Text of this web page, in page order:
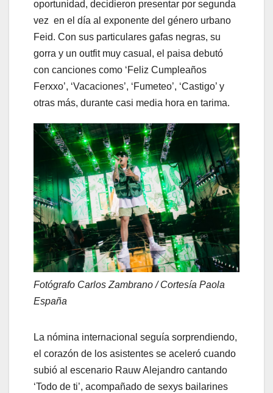
oportunidad, decidieron presentar por segunda
vez en el día al exponente del género urbano
Feid. Con sus particulares gafas negras, su
gorra y un outfit muy casual, el paisa debutó
con canciones como ‘Feliz Cumpleaños
Ferxxo’, ‘Vacaciones’, ‘Fumeteo’, ‘Castigo’ y
otras más, durante casi media hora en tarima.
Fotógrafo Carlos Zambrano / Cortesía Paola
España
La nómina internacional seguía sorprendiendo,
el corazón de los asistentes se aceleró cuando
subió al escenario Rauw Alejandro cantando
‘Todo de ti’, acompañado de sexys bailarines